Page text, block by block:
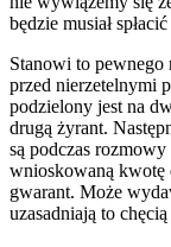
będzie musiał
Stanowi to pewnego
przed nierzetelnymi
podzielony jest na
drugą żyrant.
są podczas
wnioskowaną kwotę
gwarant. Może
uzasadniają to